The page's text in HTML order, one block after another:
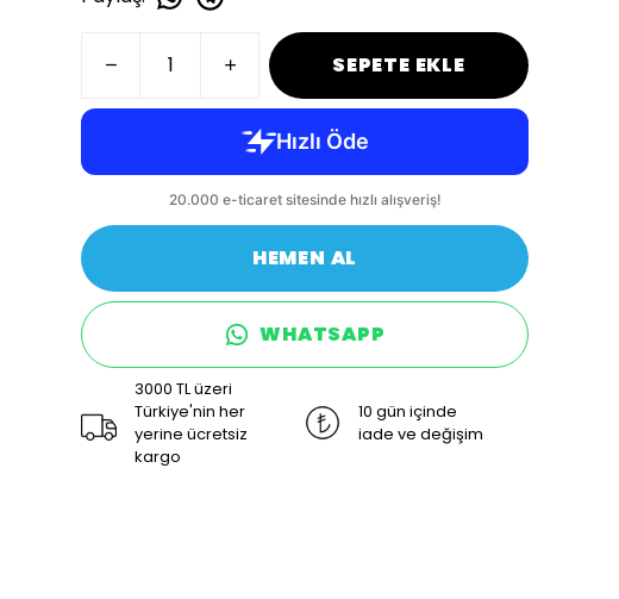
SEPETE EKLE
HEMEN AL
WHATSAPP
3000 TL üzeri
Türkiye'nin her
yerine ücretsiz
kargo
10 gün içinde
iade ve değişim